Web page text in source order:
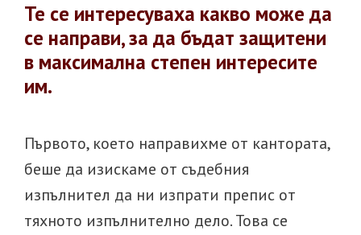
Те се интересуваха какво може да
се направи, за да бъдат защитени
в максимална степен интересите
им.
Първото, което направихме от кантората,
беше да изискаме от съдебния
изпълнител да ни изпрати препис от
тяхното изпълнително дело. Това се